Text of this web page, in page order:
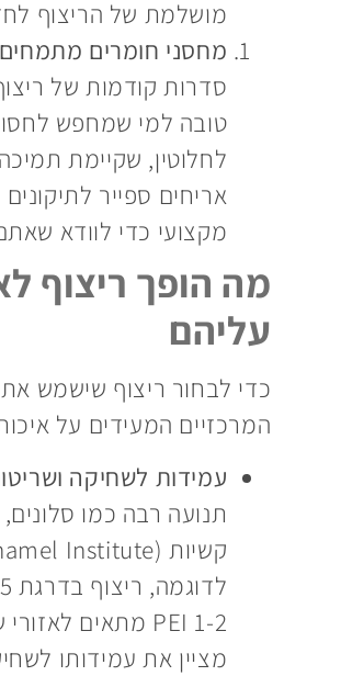
מושלמת של הריצוף
מחסני חומרים
סדרות קודמות של
טובה למי שמחפש
לחלוטין, שקיימת
אריחים ספייר
מקצועי כדי לוודא
מה הופך ריצוף
עליהם
כדי לבחור ריצוף שישמש
המרכזיים המעידים על
עמידות לשחיקה
תנועה רבה כמו